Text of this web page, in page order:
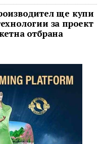
ще купи
за проект
отбрана